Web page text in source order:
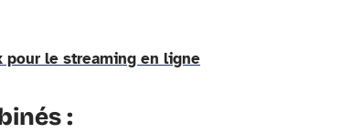
pour le streaming en ligne
: